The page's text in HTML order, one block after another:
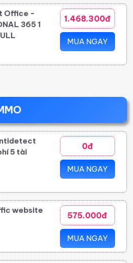
Office -
365 1
1.468.300đ
MUA NGAY
5 tài
0đ
MUA NGAY
website
575.000đ
MUA NGAY